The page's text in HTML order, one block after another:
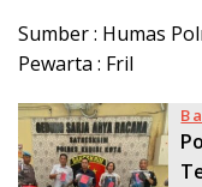
Sumber : Humas
Pewarta : Fril